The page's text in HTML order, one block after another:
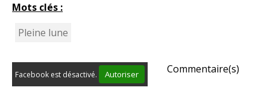
Mots clés :
Pleine lune
Facebook est désactivé. Autoriser Commentaire(s)